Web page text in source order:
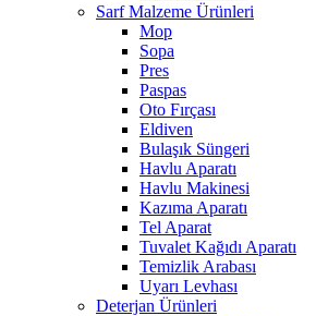
Sarf Malzeme Ürünleri
Mop
Sopa
Pres
Paspas
Oto Fırçası
Eldiven
Bulaşık Süngeri
Havlu Aparatı
Havlu Makinesi
Kazıma Aparatı
Tel Aparat
Tuvalet Kağıdı Aparatı
Temizlik Arabası
Uyarı Levhası
Deterjan Ürünleri